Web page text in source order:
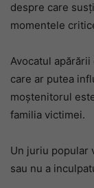
despre care
momentele
Avocatul
care ar putea
moștenitorul
familia victimei.
Un juriu popular
sau nu a